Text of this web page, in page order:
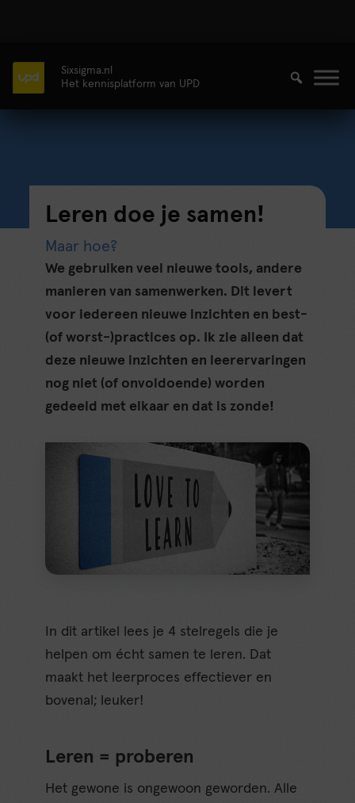
Sixsigma.nl
Het kennisplatform van UPD
Leren doe je samen!
Maar hoe?
We gebruiken veel nieuwe tools, andere
manieren van samenwerken. Dit levert
voor iedereen nieuwe inzichten en best-
(of worst-)practices op. Ik zie alleen dat
deze nieuwe inzichten en leerervaringen
nog niet (of onvoldoende) worden
gedeeld met elkaar en dat is zonde!
In dit artikel lees je 4 stelregels die je
helpen om écht samen te leren. Dat
maakt het leerproces effectiever en
bovenal; leuker!
Leren = proberen
Het gewone is ongewoon geworden. Alle